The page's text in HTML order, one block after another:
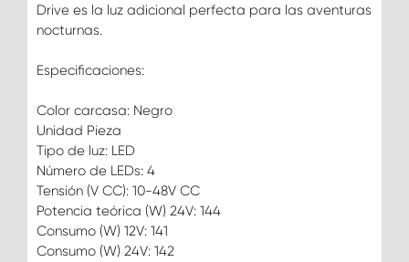
Drive es la luz adicional perfecta para las aventuras
nocturnas.
Especificaciones:
Color carcasa: Negro
Unidad Pieza
Tipo de luz: LED
Número de LEDs: 4
Tensión (V CC): 10-48V CC
Potencia teórica (W) 24V: 144
Consumo (W) 12V: 141
Consumo (W) 24V: 142